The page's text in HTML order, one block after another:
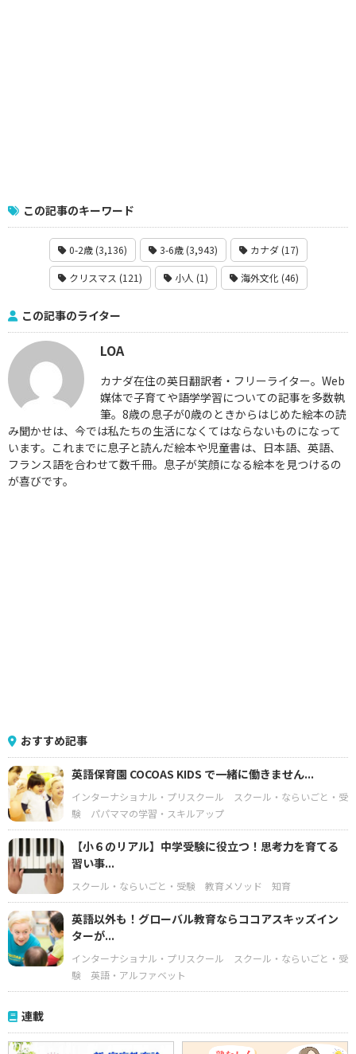
この記事のキーワード
0-2歳 (3,136) 3-6歳 (3,943) カナダ (17)
クリスマス (121) 小人 (1) 海外文化 (46)
この記事のライター
LOA
カナダ在住の英日翻訳者・フリーライター。Web
媒体で子育てや語学学習についての記事を多数執
筆。8歳の息子が0歳のときからはじめた絵本の読
み聞かせは、今では私たちの生活になくてはならないものになって
います。これまでに息子と読んだ絵本や児童書は、日本語、英語、
フランス語を合わせて数千冊。息子が笑顔になる絵本を見つけるの
が喜びです。
おすすめ記事
英語保育園 COCOAS KIDS で一緒に働きません...
インターナショナル・プリスクール
スクール・ならいごと・受
験
パパママの学習・スキルアップ
【小６のリアル】中学受験に役立つ！思考力を育てる
習い事...
スクール・ならいごと・受験 教育メソッド 知育
英語以外も！グローバル教育ならココアスキッズイン
ターが...
インターナショナル・プリスクール
スクール・ならいごと・受
験
英語・アルファベット
連載